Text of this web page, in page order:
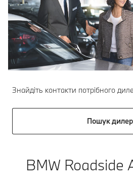
Знайдіть контакти потрібного
Пошук
BMW Roadside